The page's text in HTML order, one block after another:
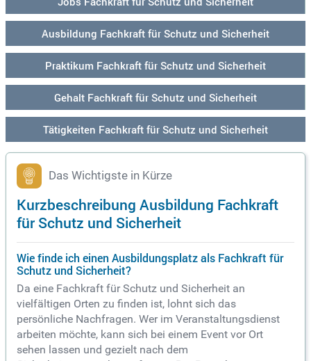
Ausbildung Fachkraft für Schutz und Sicherheit
Praktikum Fachkraft für Schutz und Sicherheit
Gehalt Fachkraft für Schutz und Sicherheit
Tätigkeiten Fachkraft für Schutz und Sicherheit
Das Wichtigste in Kürze
Kurzbeschreibung Ausbildung Fachkraft
für Schutz und Sicherheit
Wie finde ich einen Ausbildungsplatz als Fachkraft für
Schutz und Sicherheit?
Da eine Fachkraft für Schutz und Sicherheit an
vielfältigen Orten zu finden ist, lohnt sich das
persönliche Nachfragen. Wer im Veranstaltungsdienst
arbeiten möchte, kann sich bei einem Event vor Ort
sehen lassen und gezielt nach dem